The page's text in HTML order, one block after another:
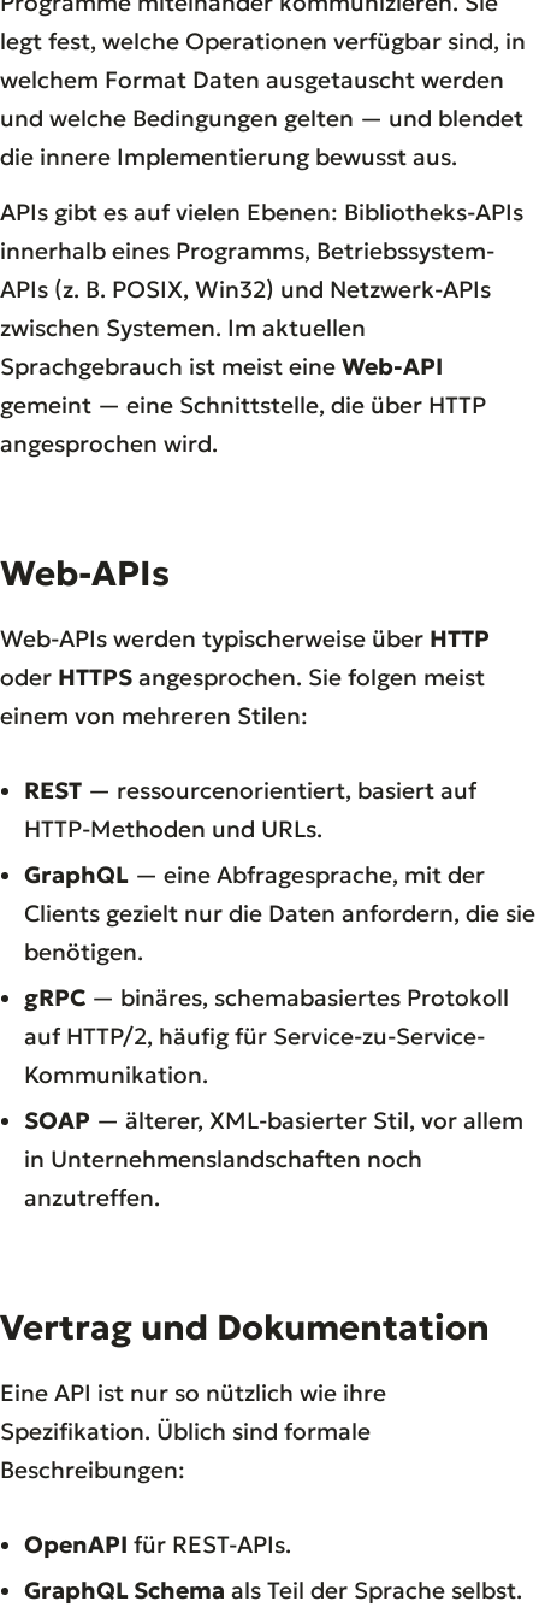
legt fest, welche Operationen verfügbar sind, in
welchem Format Daten ausgetauscht werden
und welche Bedingungen gelten — und blendet
die innere Implementierung bewusst aus.
APIs gibt es auf vielen Ebenen: Bibliotheks-APIs
innerhalb eines Programms, Betriebssystem-
APIs (z. B. POSIX, Win32) und Netzwerk-APIs
zwischen Systemen. Im aktuellen
Sprachgebrauch ist meist eine Web-API
gemeint — eine Schnittstelle, die über HTTP
angesprochen wird.
Web-APIs
Web-APIs werden typischerweise über HTTP
oder HTTPS angesprochen. Sie folgen meist
einem von mehreren Stilen:
REST — ressourcenorientiert, basiert auf
HTTP-Methoden und URLs.
GraphQL — eine Abfragesprache, mit der
Clients gezielt nur die Daten anfordern, die sie
benötigen.
gRPC — binäres, schemabasiertes Protokoll
auf HTTP/2, häufig für Service-zu-Service-
Kommunikation.
SOAP — älterer, XML-basierter Stil, vor allem
in Unternehmenslandschaften noch
anzutreffen.
Vertrag und Dokumentation
Eine API ist nur so nützlich wie ihre
Spezifikation. Üblich sind formale
Beschreibungen:
OpenAPI für REST-APIs.
GraphQL Schema als Teil der Sprache selbst.